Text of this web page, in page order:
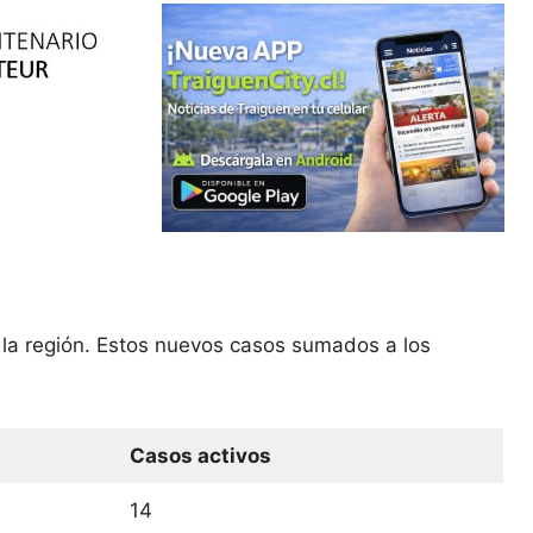
región. Estos nuevos casos sumados a los
Casos activos
14